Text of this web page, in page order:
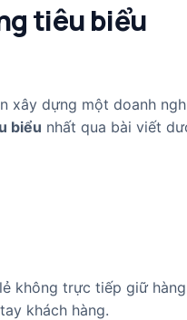
tiêu biểu
xây dựng một doanh
biểu nhất qua bài viết
không trực tiếp giữ
khách hàng.